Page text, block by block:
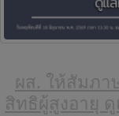
ผส. ให้สัมภา
สิทธิผู้สูงอายุ